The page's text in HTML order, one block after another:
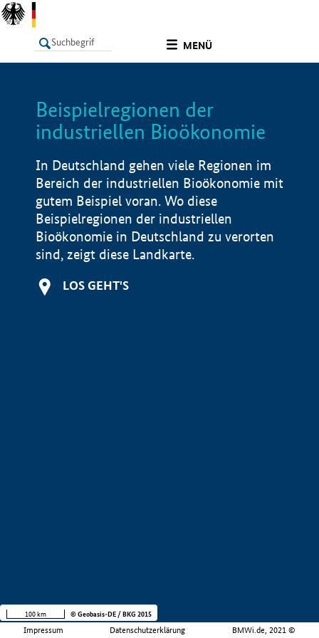
MENÜ
LISTE
Beispielregionen der
industriellen Bioökonomie
In Deutschland gehen viele Regionen im
Bereich der industriellen Bioökonomie mit
gutem Beispiel voran. Wo diese
Beispielregionen der industriellen
Bioökonomie in Deutschland zu verorten
sind, zeigt diese Landkarte.
LOS GEHT'S
Impressum Datenschutzerklärung BMWi.de, 2021 ©
100 km © Geobasis-DE / BKG 2015